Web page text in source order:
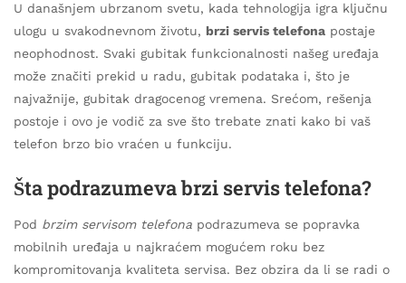
U današnjem ubrzanom svetu, kada tehnologija igra ključnu
ulogu u svakodnevnom životu, brzi servis telefona postaje
neophodnost. Svaki gubitak funkcionalnosti našeg uređaja
može značiti prekid u radu, gubitak podataka i, što je
najvažnije, gubitak dragocenog vremena. Srećom, rešenja
postoje i ovo je vodič za sve što trebate znati kako bi vaš
telefon brzo bio vraćen u funkciju.
Šta podrazumeva brzi servis telefona?
Pod brzim servisom telefona podrazumeva se popravka
mobilnih uređaja u najkraćem mogućem roku bez
kompromitovanja kvaliteta servisa. Bez obzira da li se radi o